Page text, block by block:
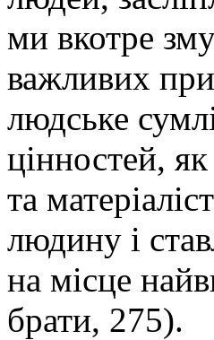
ми вкотре
важливих
людське
цінностей,
та
людину і
на місце
брати, 275).